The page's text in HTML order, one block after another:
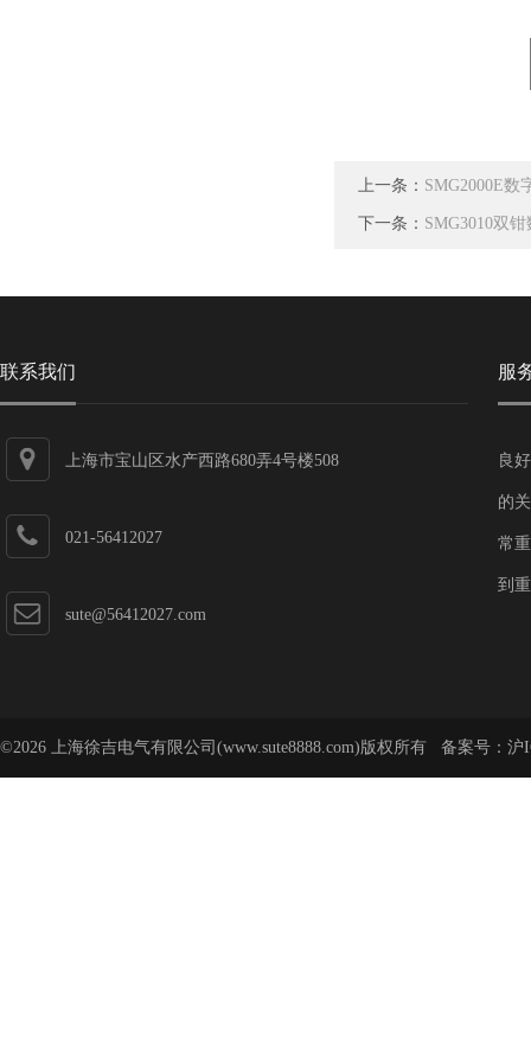
上一条： SMG2000E数
下一条： SMG3010双
联系我们
上海市宝山区水产西路680弄4号楼508
021-56412027
sute@56412027.com
服
良
的
常
到
©2026 上海徐吉电气有限公司(www.sute8888.com)版权所有 备案号： 沪